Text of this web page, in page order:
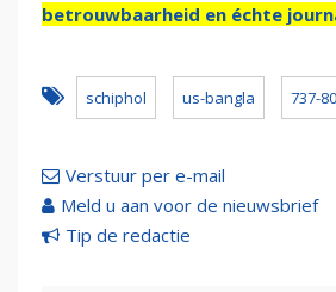
betrouwbaarheid en échte
schiphol us-bangla 737-
Verstuur per e-mail
Meld u aan voor de nieuwsbrief
Tip de redactie